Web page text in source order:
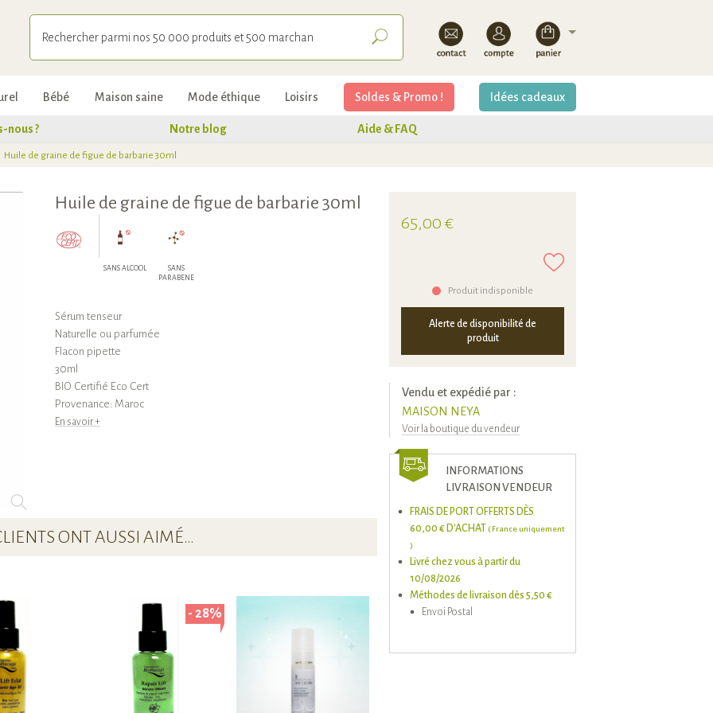
Bébé Maison saine Mode éthique Loisirs Idées cadeaux
Soldes & Promo !
nous ? Notre blog Aide & FAQ
Huile de graine de figue de barbarie 30ml
Huile de graine de figue de barbarie 30ml
SANS ALCOOL
SANS
PARABENE
Sérum tenseur
Naturelle ou parfumée
Flacon pipette
30ml
BIO Certifié Eco Cert
Provenance: Maroc
En savoir +
65,00 €
Produit indisponible
Alerte de disponibilité de
produit
Vendu et expédié par :
MAISON NEYA
Voir la boutique du vendeur
INFORMATIONS
LIVRAISON VENDEUR
FRAIS DE PORT OFFERTS DÈS
60,00 € D'ACHAT
( France uniquement
)
Livré chez vous à partir du
10/08/2026
Méthodes de livraison dès 5,50 €
Envoi Postal
ONT AUSSI AIMÉ…
- 28%